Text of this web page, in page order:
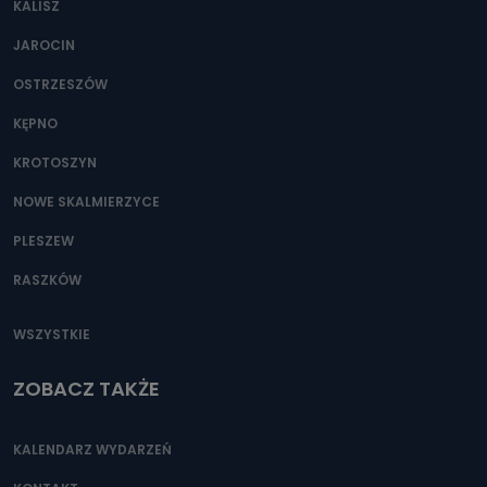
KALISZ
JAROCIN
OSTRZESZÓW
KĘPNO
KROTOSZYN
NOWE SKALMIERZYCE
PLESZEW
RASZKÓW
WSZYSTKIE
ZOBACZ TAKŻE
KALENDARZ WYDARZEŃ